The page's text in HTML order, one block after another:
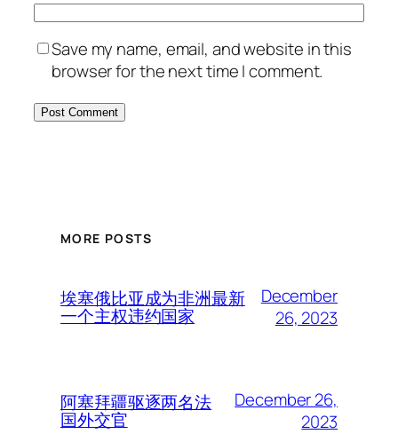
Save my name, email, and website in this
browser for the next time I comment.
MORE POSTS
埃塞俄比亚成为非洲最新
一个主权违约国家
December
26, 2023
阿塞拜疆驱逐两名法
国外交官
December 26,
2023